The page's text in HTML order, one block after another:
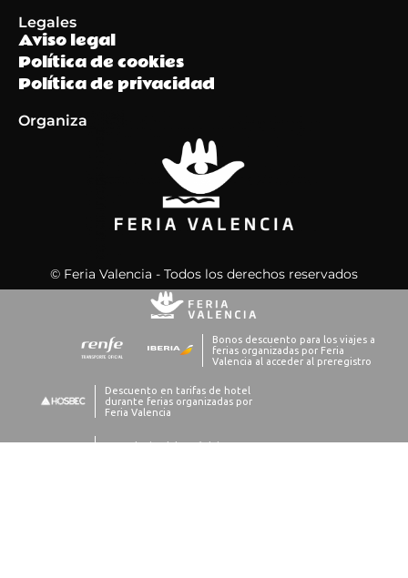
Legales
Aviso legal
Política de cookies
Política de privacidad
Organiza
© Feria Valencia - Todos los derechos reservados